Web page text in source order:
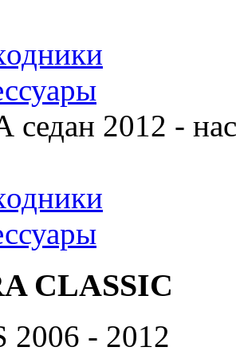
седан 2012 -
CLASSIC
2006 - 2012